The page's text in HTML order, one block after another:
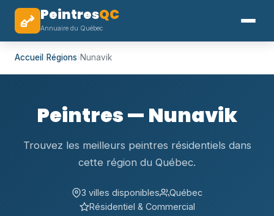
PeintresQC
Annuaire du Québec
Accueil ›Régions›Nunavik
Peintres — Nunavik
Trouvez les meilleurs peintres résidentiels dans
cette région du Québec.
3 villes disponibles
Québec
Résidentiel & Commercial